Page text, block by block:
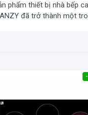
phẩm thiết bị nhà bếp
đã trở thành một